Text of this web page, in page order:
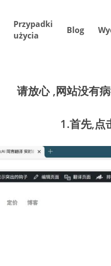
Przypadki
użycia
Blog
请放心 ,网站没有
1.首先,点